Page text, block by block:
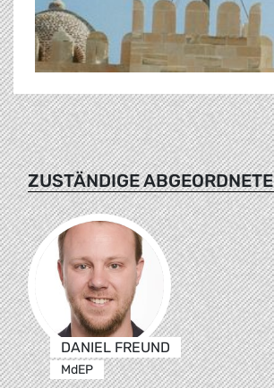
ZUSTÄNDIGE ABGEORDNETE
DANIEL FREUND
MdEP